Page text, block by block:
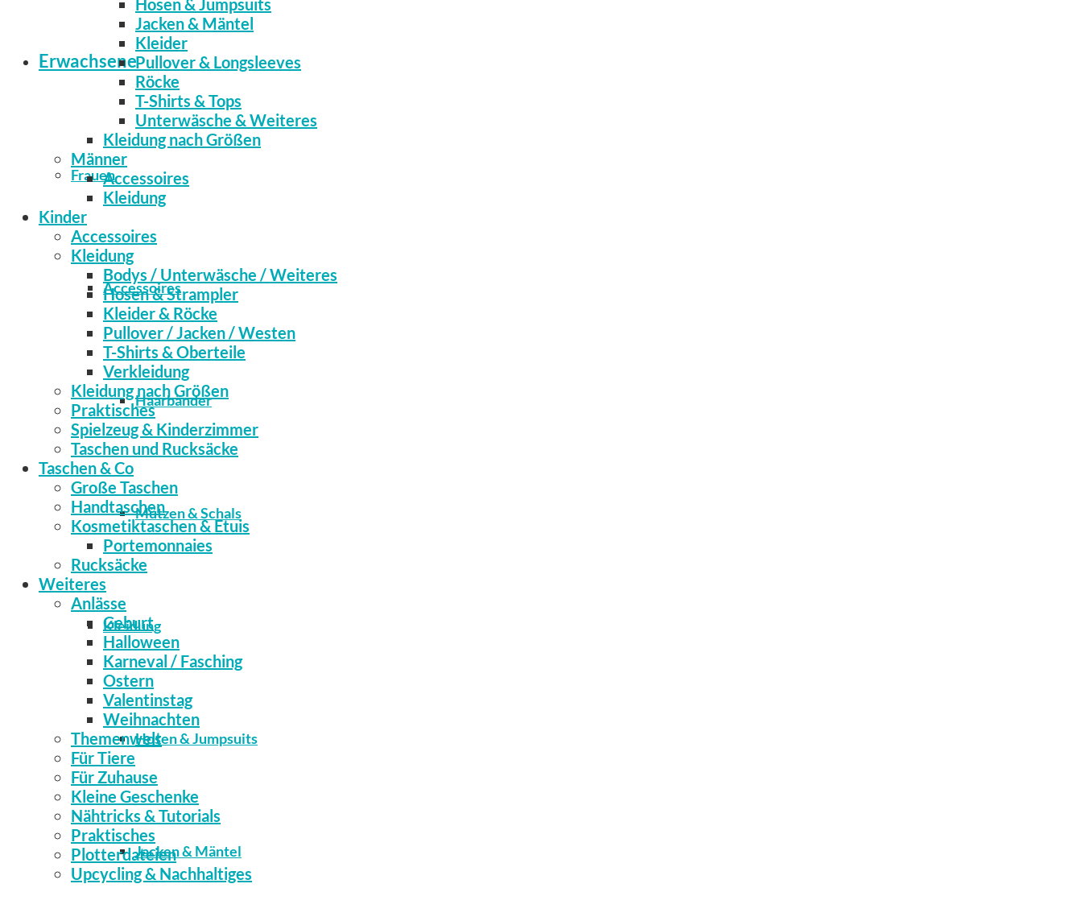
Erwachsene
Frauen
Accessoires
Haarbänder
Mützen & Schals
Kleidung
Hosen & Jumpsuits
Jacken & Mäntel
Hosen & Jumpsuits
Jacken & Mäntel
Kleider
Pullover & Longsleeves
Röcke
T-Shirts & Tops
Unterwäsche & Weiteres
Kleidung nach Größen
Männer
Accessoires
Kleidung
Kinder
Accessoires
Kleidung
Bodys / Unterwäsche / Weiteres
Hosen & Strampler
Kleider & Röcke
Pullover / Jacken / Westen
T-Shirts & Oberteile
Verkleidung
Kleidung nach Größen
Praktisches
Spielzeug & Kinderzimmer
Taschen und Rucksäcke
Taschen & Co
Große Taschen
Handtaschen
Kosmetiktaschen & Etuis
Portemonnaies
Rucksäcke
Weiteres
Anlässe
Geburt
Halloween
Karneval / Fasching
Ostern
Valentinstag
Weihnachten
Themenwelt
Für Tiere
Für Zuhause
Kleine Geschenke
Nähtricks & Tutorials
Praktisches
Plotterdateien
Upcycling & Nachhaltiges